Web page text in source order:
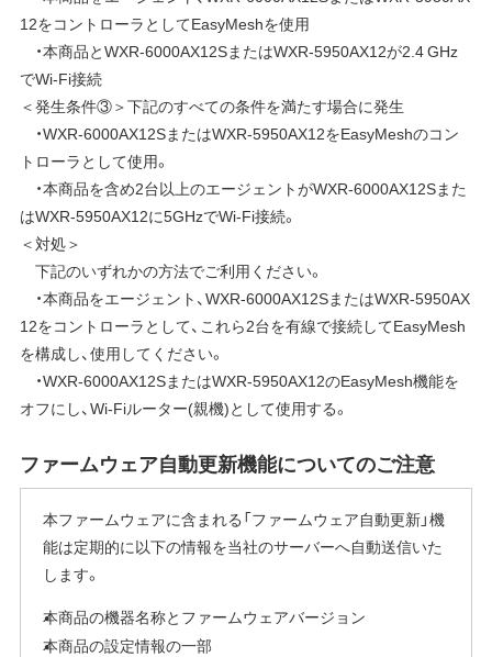
12をコントローラとしてEasyMeshを使用
・本商品とWXR-6000AX12SまたはWXR-5950AX12が2.4 GHz
でWi-Fi接続
＜発生条件③＞下記のすべての条件を満たす場合に発生
・WXR-6000AX12SまたはWXR-5950AX12をEasyMeshのコン
トローラとして使用。
・本商品を含め2台以上のエージェントがWXR-6000AX12Sまた
はWXR-5950AX12に5GHzでWi-Fi接続。
＜対処＞
下記のいずれかの方法でご利用ください。
・本商品をエージェント、WXR-6000AX12SまたはWXR-5950AX
12をコントローラとして、これら2台を有線で接続してEasyMesh
を構成し、使用してください。
・WXR-6000AX12SまたはWXR-5950AX12のEasyMesh機能を
オフにし、Wi-Fiルーター(親機)として使用する。
ファームウェア自動更新機能についてのご注意
本ファームウェアに含まれる「ファームウェア自動更新」機
能は定期的に以下の情報を当社のサーバーへ自動送信いた
します。
本商品の機器名称とファームウェアバージョン
本商品の設定情報の一部